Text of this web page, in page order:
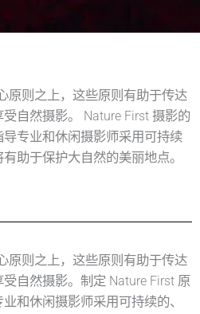
原则之上，这些原则有助于传达
自然摄影。 Nature First 摄影的
专业和休闲摄影师采用可持续
助于保护大自然的美丽地点。
原则之上，这些原则有助于传达
自然摄影。制定 Nature First 原
和休闲摄影师采用可持续的、